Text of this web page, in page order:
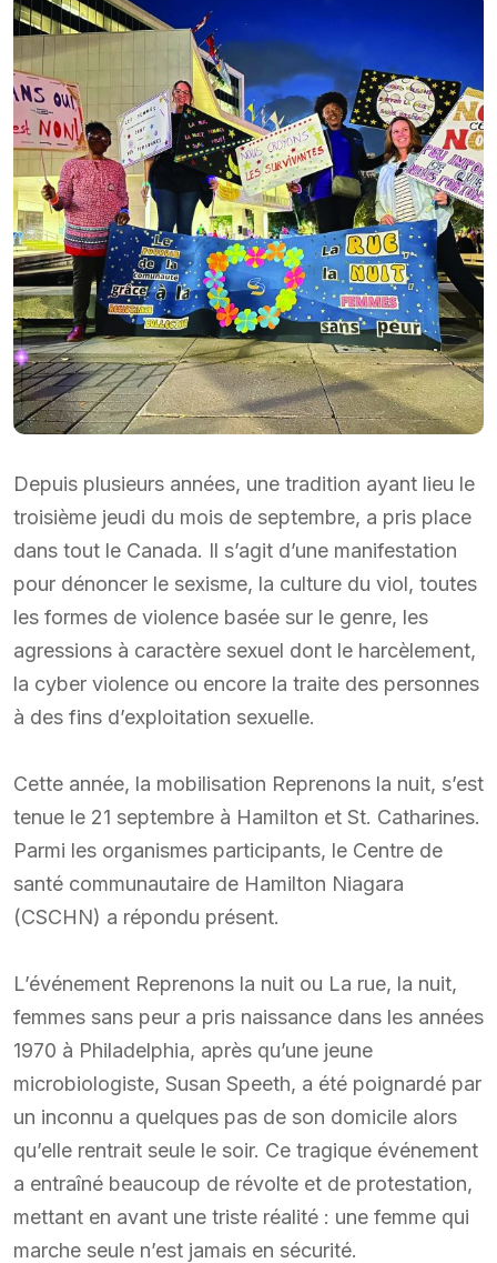
Depuis plusieurs années, une tradition ayant lieu le
troisième jeudi du mois de septembre, a pris place
dans tout le Canada. Il s’agit d’une manifestation
pour dénoncer le sexisme, la culture du viol, toutes
les formes de violence basée sur le genre, les
agressions à caractère sexuel dont le harcèlement,
la cyber violence ou encore la traite des personnes
à des fins d’exploitation sexuelle.
Cette année, la mobilisation Reprenons la nuit, s’est
tenue le 21 septembre à Hamilton et St. Catharines.
Parmi les organismes participants, le Centre de
santé communautaire de Hamilton Niagara
(CSCHN) a répondu présent.
L’événement Reprenons la nuit ou La rue, la nuit,
femmes sans peur a pris naissance dans les années
1970 à Philadelphia, après qu’une jeune
microbiologiste, Susan Speeth, a été poignardé par
un inconnu a quelques pas de son domicile alors
qu’elle rentrait seule le soir. Ce tragique événement
a entraîné beaucoup de révolte et de protestation,
mettant en avant une triste réalité : une femme qui
marche seule n’est jamais en sécurité.